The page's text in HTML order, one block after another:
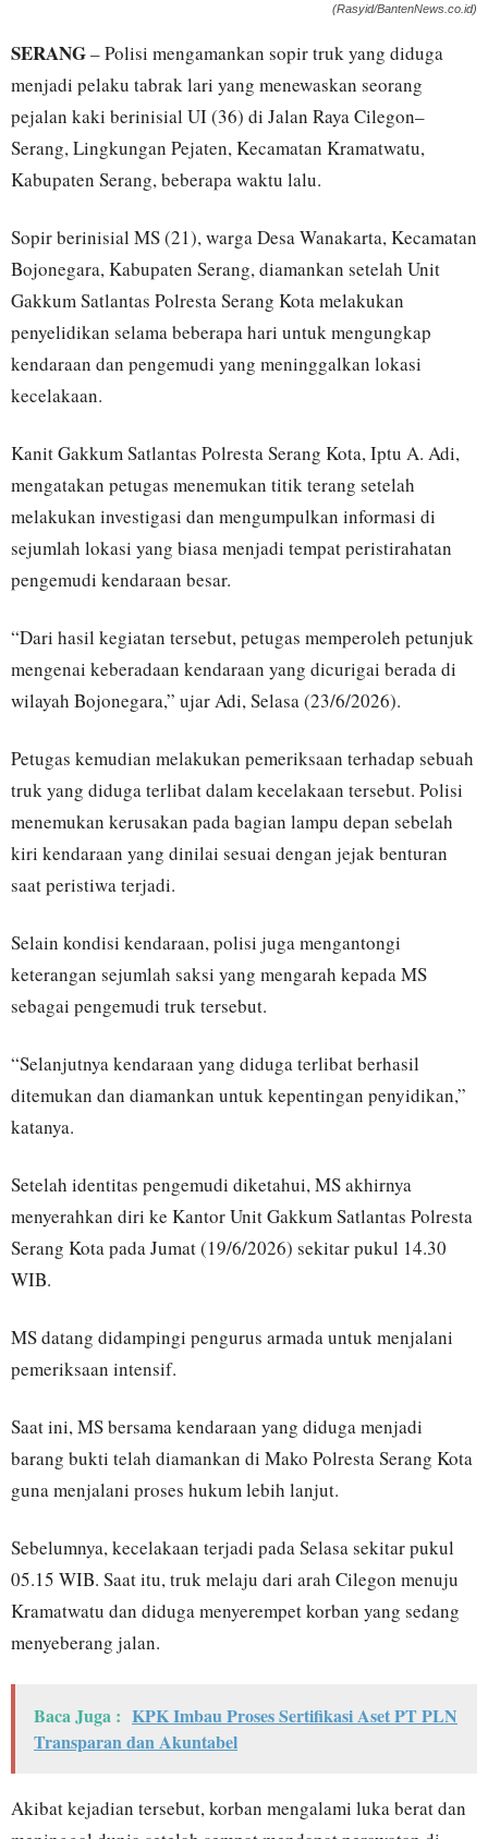
(Rasyid/BantenNews.co.id)
SERANG– Polisi mengamankan sopir truk yang diduga
menjadi pelaku tabrak lari yang menewaskan seorang
pejalan kaki berinisial UI (36) di Jalan Raya Cilegon–
Serang, Lingkungan Pejaten, Kecamatan Kramatwatu,
Kabupaten Serang, beberapa waktu lalu.
Sopir berinisial MS (21), warga Desa Wanakarta, Kecamatan
Bojonegara, Kabupaten Serang, diamankan setelah Unit
Gakkum Satlantas Polresta Serang Kota melakukan
penyelidikan selama beberapa hari untuk mengungkap
kendaraan dan pengemudi yang meninggalkan lokasi
kecelakaan.
Kanit Gakkum Satlantas Polresta Serang Kota, Iptu A. Adi,
mengatakan petugas menemukan titik terang setelah
melakukan investigasi dan mengumpulkan informasi di
sejumlah lokasi yang biasa menjadi tempat peristirahatan
pengemudi kendaraan besar.
“Dari hasil kegiatan tersebut, petugas memperoleh petunjuk
mengenai keberadaan kendaraan yang dicurigai berada di
wilayah Bojonegara,” ujar Adi, Selasa (23/6/2026).
Petugas kemudian melakukan pemeriksaan terhadap sebuah
truk yang diduga terlibat dalam kecelakaan tersebut. Polisi
menemukan kerusakan pada bagian lampu depan sebelah
kiri kendaraan yang dinilai sesuai dengan jejak benturan
saat peristiwa terjadi.
Selain kondisi kendaraan, polisi juga mengantongi
keterangan sejumlah saksi yang mengarah kepada MS
sebagai pengemudi truk tersebut.
“Selanjutnya kendaraan yang diduga terlibat berhasil
ditemukan dan diamankan untuk kepentingan penyidikan,”
katanya.
Setelah identitas pengemudi diketahui, MS akhirnya
menyerahkan diri ke Kantor Unit Gakkum Satlantas Polresta
Serang Kota pada Jumat (19/6/2026) sekitar pukul 14.30
WIB.
MS datang didampingi pengurus armada untuk menjalani
pemeriksaan intensif.
Saat ini, MS bersama kendaraan yang diduga menjadi
barang bukti telah diamankan di Mako Polresta Serang Kota
guna menjalani proses hukum lebih lanjut.
Sebelumnya, kecelakaan terjadi pada Selasa sekitar pukul
05.15 WIB. Saat itu, truk melaju dari arah Cilegon menuju
Kramatwatu dan diduga menyerempet korban yang sedang
menyeberang jalan.
Baca Juga : KPK Imbau Proses Sertifikasi Aset PT PLN
Transparan dan Akuntabel
Akibat kejadian tersebut, korban mengalami luka berat dan